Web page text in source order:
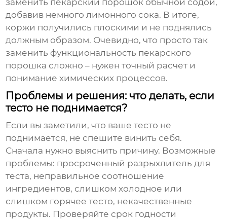
заменить пекарский порошок обычной содой,
добавив немного лимонного сока. В итоге,
коржи получились плоскими и не поднялись
должным образом. Очевидно, что просто так
заменить функциональность пекарского
порошка сложно – нужен точный расчет и
понимание химических процессов.
Проблемы и решения: что делать, если
тесто не поднимается?
Если вы заметили, что ваше тесто не
поднимается, не спешите винить себя.
Сначала нужно выяснить причину. Возможные
проблемы: просроченный разрыхлитель для
теста, неправильное соотношение
ингредиентов, слишком холодное или
слишком горячее тесто, некачественные
продукты. Проверяйте срок годности